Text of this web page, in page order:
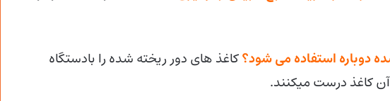
کاغذ های دور ریخته شده را بادستگاه
کاغذ درست میکنند.